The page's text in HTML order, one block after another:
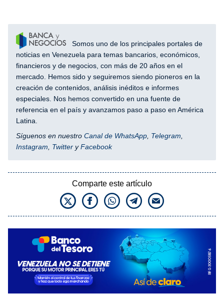
Somos uno de los principales portales de
noticias en Venezuela para temas bancarios, económicos,
financieros y de negocios, con más de 20 años en el
mercado. Hemos sido y seguiremos siendo pioneros en la
creación de contenidos, análisis inéditos e informes
especiales. Nos hemos convertido en una fuente de
referencia en el país y avanzamos paso a paso en América
Latina.
Síguenos en nuestro Canal de WhatsApp Telegram
Instagram
Twitter yFacebook
Comparte este artículo